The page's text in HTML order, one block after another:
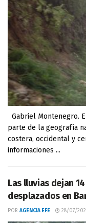
Gabriel Montenegro.
parte de la geografía
costera, occidental y
informaciones ...
Las lluvias dejan
desplazados en
POR AGENCIA EFE 28/07/